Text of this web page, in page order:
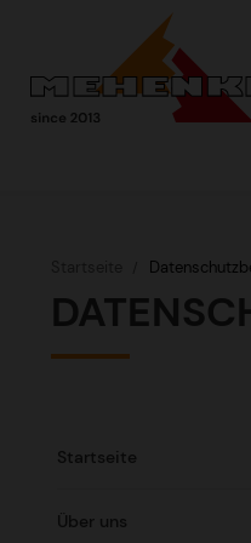
Startseite
Über uns